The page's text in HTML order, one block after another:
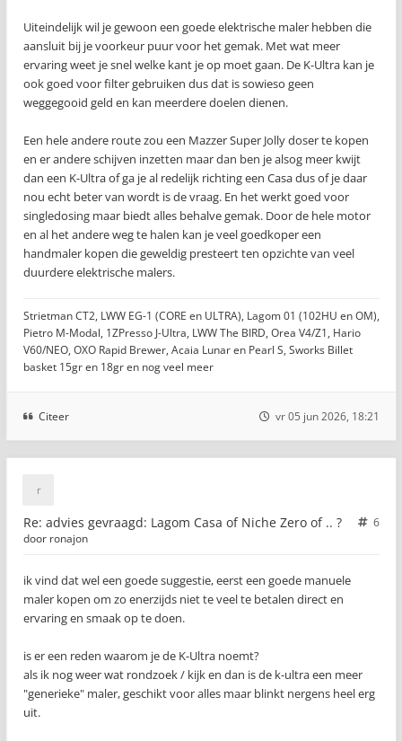
Uiteindelijk wil je gewoon een goede elektrische maler hebben die
aansluit bij je voorkeur puur voor het gemak. Met wat meer
ervaring weet je snel welke kant je op moet gaan. De K-Ultra kan je
ook goed voor filter gebruiken dus dat is sowieso geen
weggegooid geld en kan meerdere doelen dienen.
Een hele andere route zou een Mazzer Super Jolly doser te kopen
en er andere schijven inzetten maar dan ben je alsog meer kwijt
dan een K-Ultra of ga je al redelijk richting een Casa dus of je daar
nou echt beter van wordt is de vraag. En het werkt goed voor
singledosing maar biedt alles behalve gemak. Door de hele motor
en al het andere weg te halen kan je veel goedkoper een
handmaler kopen die geweldig presteert ten opzichte van veel
duurdere elektrische malers.
Strietman CT2, LWW EG-1 (CORE en ULTRA), Lagom 01 (102HU en OM),
Pietro M-Modal, 1ZPresso J-Ultra, LWW The BIRD, Orea V4/Z1, Hario
V60/NEO, OXO Rapid Brewer, Acaia Lunar en Pearl S, Sworks Billet
basket 15gr en 18gr en nog veel meer
Citeer vr 05 jun 2026, 18:21
Re: advies gevraagd: Lagom Casa of Niche Zero of .. ?
6
door ronajon
ik vind dat wel een goede suggestie, eerst een goede manuele
maler kopen om zo enerzijds niet te veel te betalen direct en
ervaring en smaak op te doen.
is er een reden waarom je de K-Ultra noemt?
als ik nog weer wat rondzoek / kijk en dan is de k-ultra een meer
"generieke" maler, geschikt voor alles maar blinkt nergens heel erg
uit.